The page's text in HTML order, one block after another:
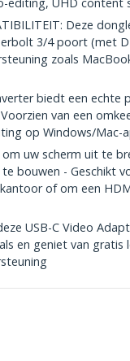
Deze
3/4 poort (met
zoals
biedt een echte
van een
op Windows/Mac-
om uw scherm uit te
bouwen - Geschikt
of om een
USB-C Video
en geniet van gratis